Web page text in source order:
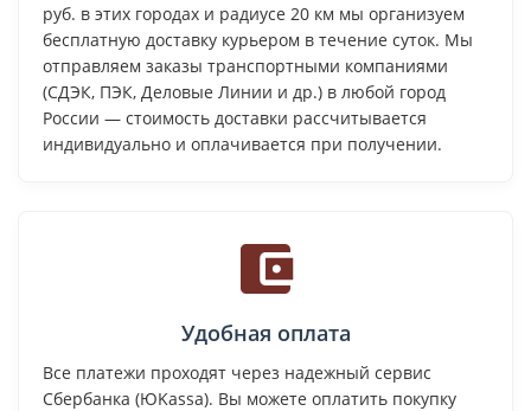
руб. в этих городах и радиусе 20 км мы организуем
бесплатную доставку курьером в течение суток. Мы
отправляем заказы транспортными компаниями
(СДЭК, ПЭК, Деловые Линии и др.) в любой город
России — стоимость доставки рассчитывается
индивидуально и оплачивается при получении.
Удобная оплата
Все платежи проходят через надежный сервис
Сбербанка (ЮKassa). Вы можете оплатить покупку